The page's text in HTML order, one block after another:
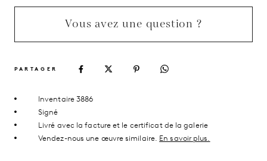
Vous avez une question ?
PARTAGER
Inventaire 3886
Signé
Livré avec la facture et le certificat de la galerie
Vendez-nous une œuvre similaire. En savoir plus.